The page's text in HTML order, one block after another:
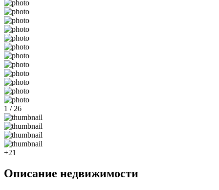
1 / 26
+21
Описание недвижимости